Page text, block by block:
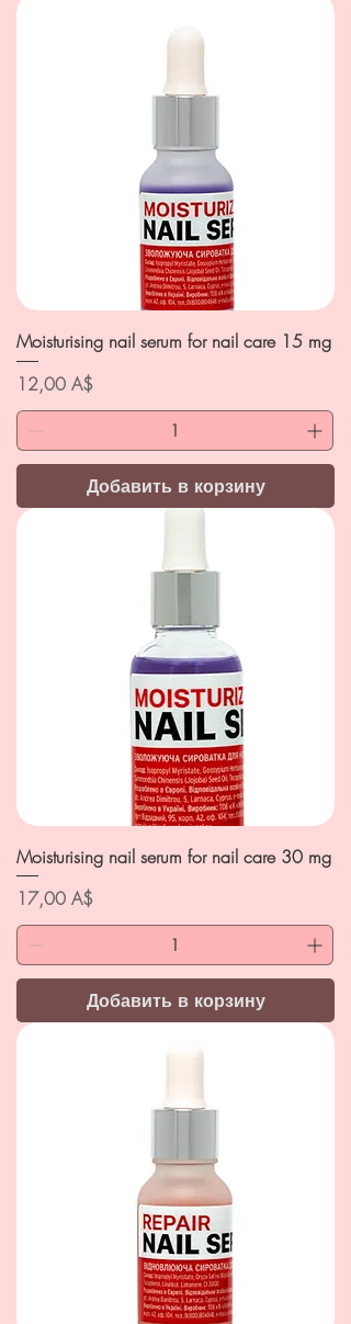
Moisturising nail serum for nail care 15 mg
Цена
12,00 A$
Добавить в корзину
Moisturising nail serum for nail care 30 mg
Цена
17,00 A$
Добавить в корзину